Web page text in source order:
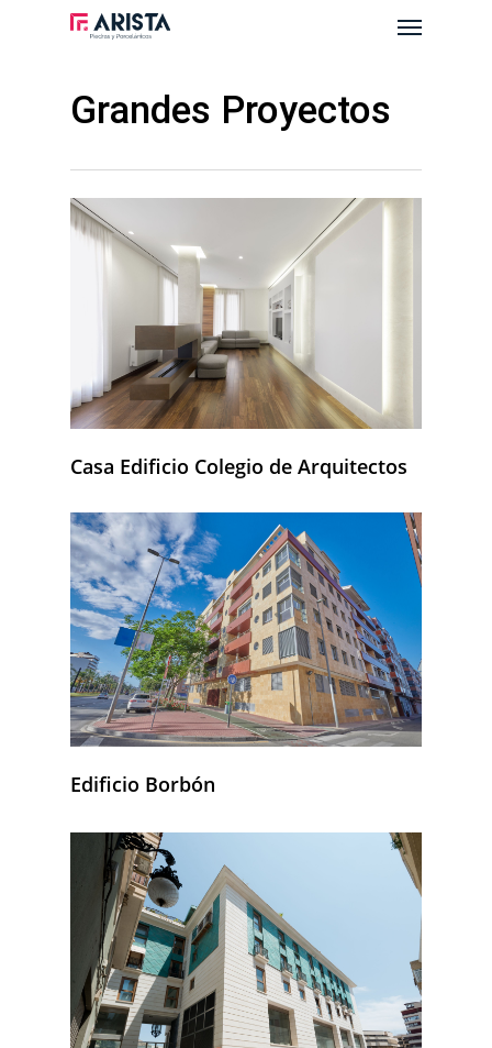
Menu
Grandes Proyectos
Casa Edificio Colegio de Arquitectos
Edificio Borbón